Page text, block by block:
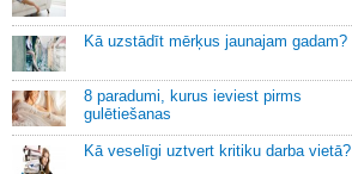
Kā uzstādīt mērķus jaunajam gadam?
8 paradumi, kurus ieviest pirms
gulētiešanas
Kā veselīgi uztvert kritiku darba vietā?